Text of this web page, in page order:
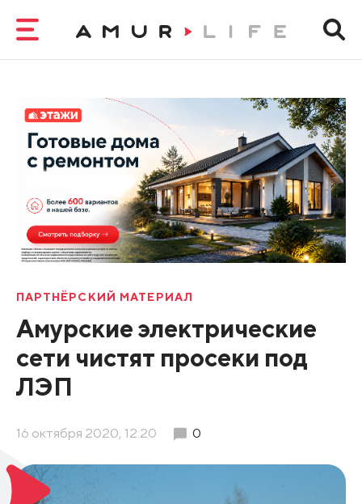
ПАРТНЁРСКИЙ МАТЕРИАЛ
Амурские электрические
сети чистят просеки под
ЛЭП
16 октября 2020, 12:20 0